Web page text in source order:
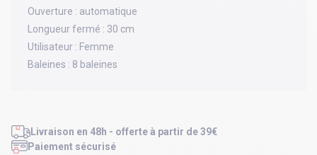
Ouverture : automatique
Longueur fermé : 30 cm
Utilisateur : Femme
Baleines : 8 baleines
Livraison en 48h - offerte à partir de 39€
Paiement sécurisé